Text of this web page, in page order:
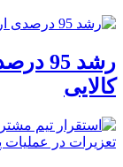
رشد
کالایی